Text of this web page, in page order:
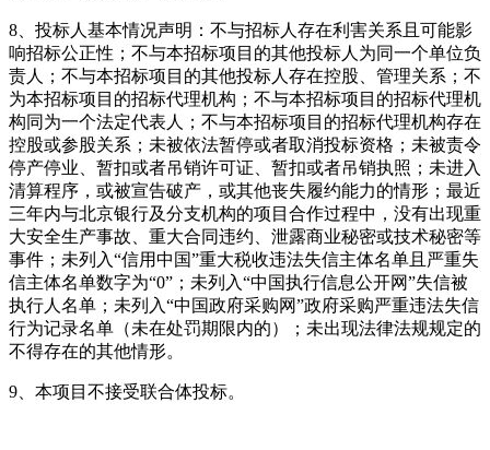
8、投标人基本情况声明：不与招标人存在利害关系且可能影
响招标公正性；不与本招标项目的其他投标人为同一个单位负
责人；不与本招标项目的其他投标人存在控股、管理关系；不
为本招标项目的招标代理机构；不与本招标项目的招标代理机
构同为一个法定代表人；不与本招标项目的招标代理机构存在
控股或参股关系；未被依法暂停或者取消投标资格；未被责令
停产停业、暂扣或者吊销许可证、暂扣或者吊销执照；未进入
清算程序，或被宣告破产，或其他丧失履约能力的情形；最近
三年内与北京银行及分支机构的项目合作过程中，没有出现重
大安全生产事故、重大合同违约、泄露商业秘密或技术秘密等
事件；未列入“信用中国”重大税收违法失信主体名单且严重失
信主体名单数字为“0”；未列入“中国执行信息公开网”失信被
执行人名单；未列入“中国政府采购网”政府采购严重违法失信
行为记录名单（未在处罚期限内的）；未出现法律法规规定的
不得存在的其他情形。
9、本项目不接受联合体投标。